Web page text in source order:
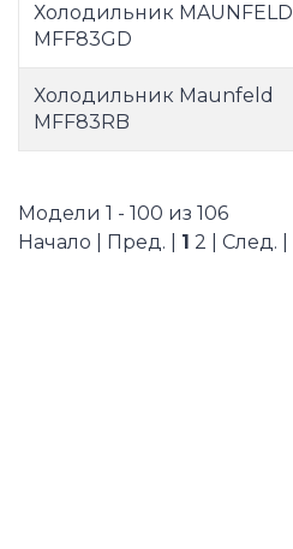
Холодильник MAUNFELD
MFF83GD
Холодильник Maunfeld
MFF83RB
Модели 1 - 100 из 106
Начало | Пред. | 1 2 След.